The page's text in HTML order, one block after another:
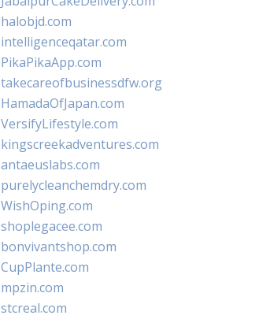
halobjd.com
intelligenceqatar.com
PikaPikaApp.com
takecareofbusinessdfw.org
HamadaOfJapan.com
VersifyLifestyle.com
kingscreekadventures.com
antaeuslabs.com
purelycleanchemdry.com
WishOping.com
shoplegacee.com
bonvivantshop.com
CupPlante.com
mpzin.com
stcreal.com